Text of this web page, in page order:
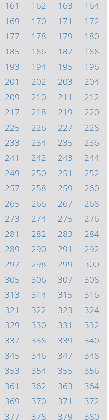
161 162 163
164
169 170 171
172
177 178 179
180
185 186 187
188
193 194 195
196
201 202 203
204
209 210 211
212
217 218 219
220
225 226 227
228
233 234 235
236
241 242 243
244
249 250 251
252
257 258 259
260
265 266 267
268
273 274 275
276
281 282 283
284
289 290 291
292
297 298 299
300
305 306 307
308
313 314 315
316
321 322 323
324
329 330 331
332
337 338 339
340
345 346 347
348
353 354 355
356
361 362 363
364
369 370 371
372
377 378 379 380